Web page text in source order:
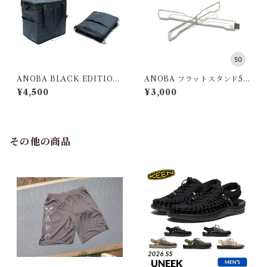
ANOBA BLACK EDITION
マルチダストバケット
¥4,500
ANOBA フラットスタンド50
SUS Ver.
¥3,000
その他の商品